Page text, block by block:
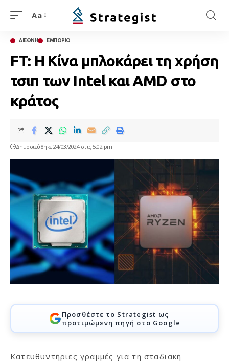
Aa
ΔΙΕΘΝΗ ΕΜΠΟΡΙΟ
FT: Η Κίνα μπλοκάρει τη χρήση
τσιπ των Intel και AMD στο
κράτος
Δημοσιεύθηκε 24/03/2024 στις 5:02 pm
Προσθέστε το Strategist ως
προτιμώμενη πηγή στο Google
Κατευθυντήριες γραμμές για τη σταδιακή